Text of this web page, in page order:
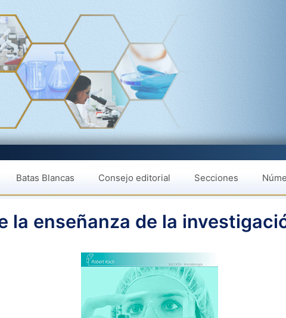
Batas Blancas Consejo editorial Secciones
la enseñanza de la